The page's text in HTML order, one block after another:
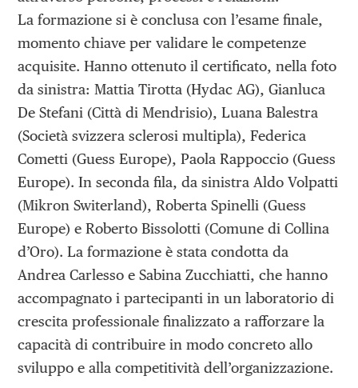
La formazione si è conclusa con l’esame finale,
momento chiave per validare le competenze
acquisite. Hanno ottenuto il certificato, nella foto
da sinistra: Mattia Tirotta (Hydac AG), Gianluca
De Stefani (Città di Mendrisio), Luana Balestra
(Società svizzera sclerosi multipla), Federica
Cometti (Guess Europe), Paola Rappoccio (Guess
Europe). In seconda fila, da sinistra Aldo Volpatti
(Mikron Switerland), Roberta Spinelli (Guess
Europe) e Roberto Bissolotti (Comune di Collina
d’Oro). La formazione è stata condotta da
Andrea Carlesso e Sabina Zucchiatti, che hanno
accompagnato i partecipanti in un laboratorio di
crescita professionale finalizzato a rafforzare la
capacità di contribuire in modo concreto allo
sviluppo e alla competitività dell’organizzazione.